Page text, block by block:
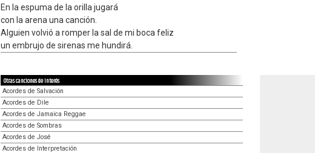
En la espuma de la orilla jugará
con la arena una canción.
Alguien volvió a romper la sal de mi boca feliz
un embrujo de sirenas me hundirá.
Otras canciones de interés
Acordes de Salvación
Acordes de Dile
Acordes de Jamaica Reggae
Acordes de Sombras
Acordes de José
Acordes de Interpretación